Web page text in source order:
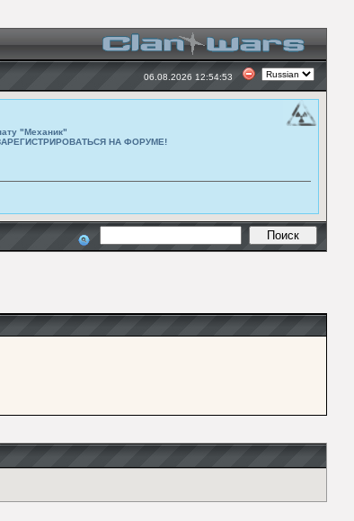
06.08.2026 12:54:53
"Механик"
НА ФОРУМЕ!